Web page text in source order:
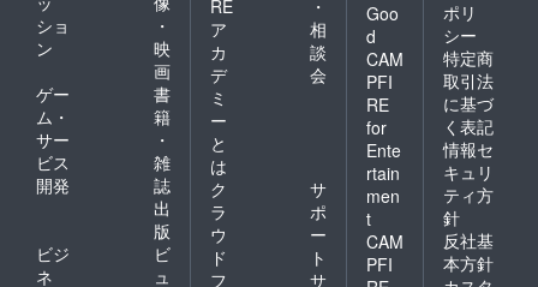
ショ
ン
・
映
画
ゲー
ム・
サー
ビス
開発
書
籍
・
雑
誌
出
版
ビジ
ネ
ビ
ュ
RE
ア
カ
デ
ミ
ー
と
は
・
相
談
会
ク
ラ
ウ
ド
フ
サ
ポ
ー
ト
サ
Goo
d
CAM
PFI
RE
for
Ente
rtain
men
t
CAM
PFI
ポリ
シー
特定商
取引法
に基づ
く表記
情報セ
キュリ
ティ方
針
反社基
本方針